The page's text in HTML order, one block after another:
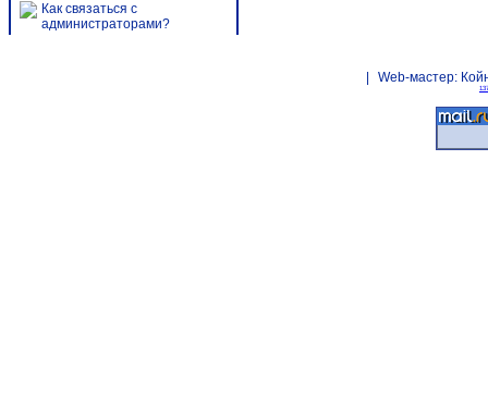
Как связаться с
администраторами?
Web-мастер: